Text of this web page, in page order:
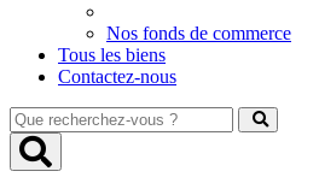
Nos fonds de commerce
Tous les biens
Contactez-nous
Que
recherchez-
vous